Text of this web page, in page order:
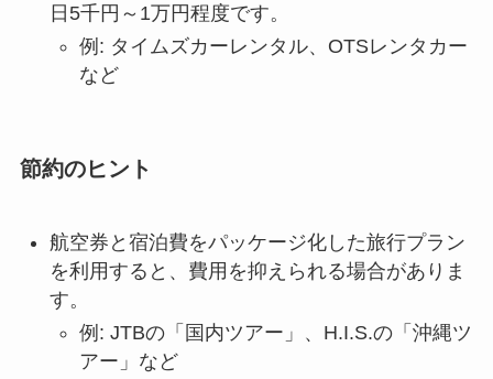
日5千円～1万円程度です。
例: タイムズカーレンタル、OTSレンタカー
など
節約のヒント
航空券と宿泊費をパッケージ化した旅行プラン
を利用すると、費用を抑えられる場合がありま
す。
例: JTBの「国内ツアー」、H.I.S.の「沖縄ツ
アー」など